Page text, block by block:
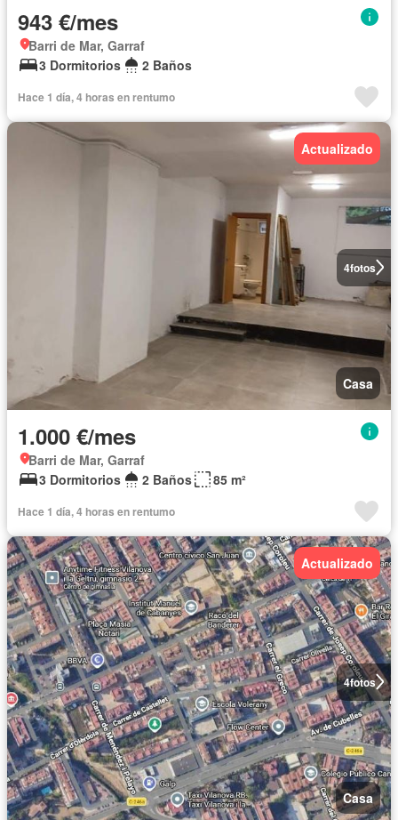
943 €/mes
Barri de Mar, Garraf
3 Dormitorios
2 Baños
Hace 1 día, 4 horas en rentumo
4fotos
Actualizado
Casa
1.000 €/mes
Barri de Mar, Garraf
3 Dormitorios
2 Baños 85 m²
Hace 1 día, 4 horas en rentumo
4fotos
Actualizado
Casa